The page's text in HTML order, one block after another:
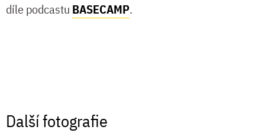
díle podcastu BASECAMP.
Další fotografie